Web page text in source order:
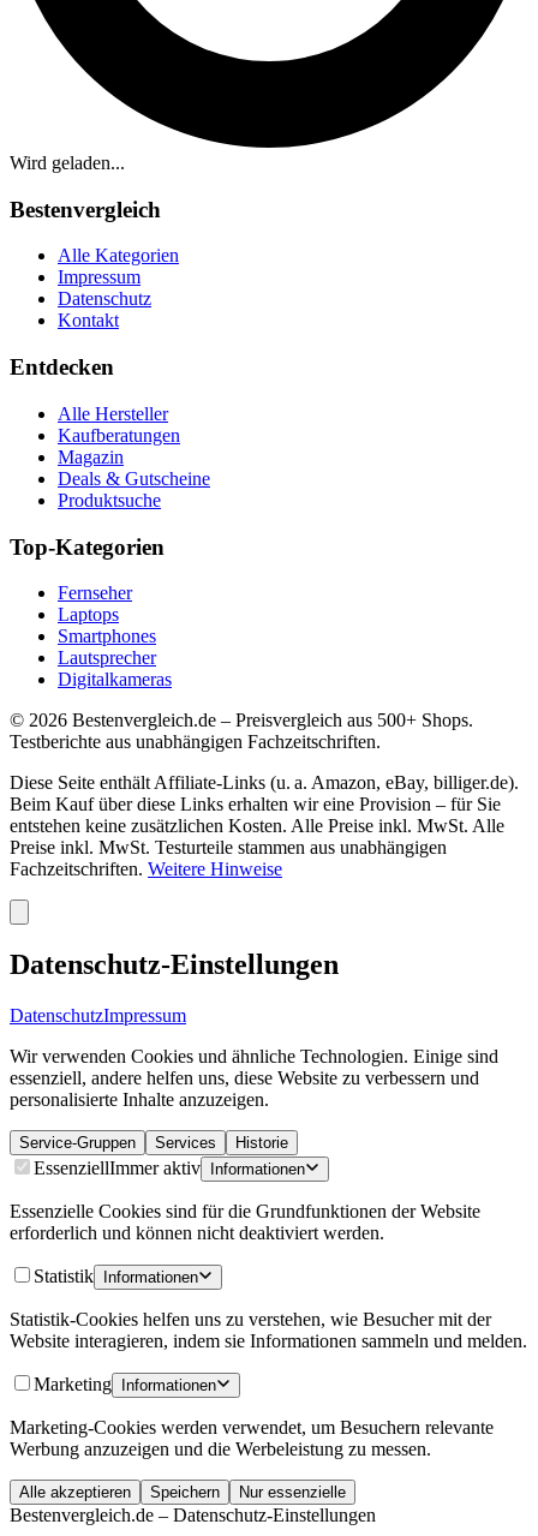
Wird geladen...
Bestenvergleich
Alle Kategorien
Impressum
Datenschutz
Kontakt
Entdecken
Alle Hersteller
Kaufberatungen
Magazin
Deals & Gutscheine
Produktsuche
Top-Kategorien
Fernseher
Laptops
Smartphones
Lautsprecher
Digitalkameras
© 2026 Bestenvergleich.de – Preisvergleich aus 500+ Shops.
Testberichte aus unabhängigen Fachzeitschriften.
Diese Seite enthält Affiliate-Links (u. a. Amazon, eBay, billiger.de).
Beim Kauf über diese Links erhalten wir eine Provision – für Sie
entstehen keine zusätzlichen Kosten. Alle Preise inkl. MwSt. Alle
Preise inkl. MwSt. Testurteile stammen aus unabhängigen
Fachzeitschriften. Weitere Hinweise
Datenschutz-Einstellungen
DatenschutzImpressum
Wir verwenden Cookies und ähnliche Technologien. Einige sind
essenziell, andere helfen uns, diese Website zu verbessern und
personalisierte Inhalte anzuzeigen.
Service-Gruppen Services Historie
EssenziellImmer aktiv Informationen
Essenzielle Cookies sind für die Grundfunktionen der Website
erforderlich und können nicht deaktiviert werden.
Statistik Informationen
Statistik-Cookies helfen uns zu verstehen, wie Besucher mit der
Website interagieren, indem sie Informationen sammeln und melden.
Marketing Informationen
Marketing-Cookies werden verwendet, um Besuchern relevante
Werbung anzuzeigen und die Werbeleistung zu messen.
Alle akzeptieren Speichern Nur essenzielle
Bestenvergleich.de – Datenschutz-Einstellungen